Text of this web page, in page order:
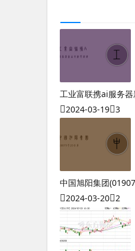
工业富联携ai服务
2024-03-19 3
中国旭阳集团
2024-03-20 2